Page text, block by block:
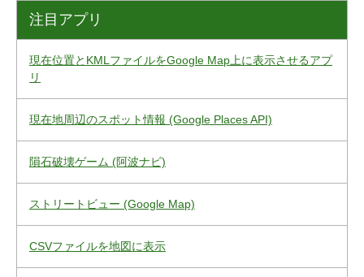
注目アプリ
現在位置とKMLファイルをGoogle Map上に表示させるアプ
リ
現在地周辺のスポット情報 (Google Places API)
隕石破壊ゲーム (阿波ナビ)
ストリートビュー (Google Map)
CSVファイルを地図に表示